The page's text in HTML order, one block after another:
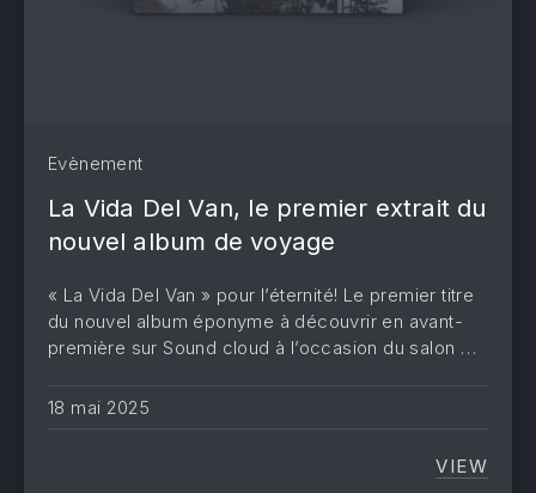
Evènement
La Vida Del Van, le premier extrait du
nouvel album de voyage
« La Vida Del Van » pour l’éternité! Le premier titre
du nouvel album éponyme à découvrir en avant-
première sur Sound cloud à l’occasion du salon …
18 mai 2025
VIEW
LA